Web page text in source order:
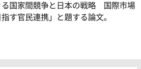
る国家間競争と日本の戦略 国際市場
す官民連携」と題する論文。